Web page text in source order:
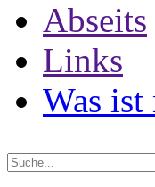
Abseits
Links
Was ist